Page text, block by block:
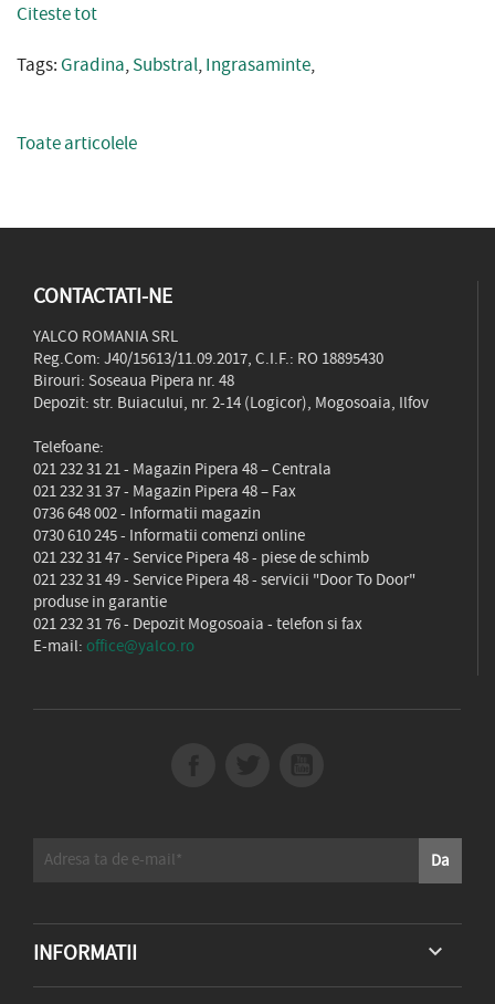
Citeste tot
Tags: Gradina,Substral,Ingrasaminte,
Toate articolele
CONTACTATI-NE
YALCO ROMANIA SRL
Reg.Com: J40/15613/11.09.2017, C.I.F.: RO 18895430
Birouri: Soseaua Pipera nr. 48
Depozit: str. Buiacului, nr. 2-14 (Logicor), Mogosoaia, Ilfov
Telefoane:
021 232 31 21- Magazin Pipera 48 – Centrala
021 232 31 37- Magazin Pipera 48 – Fax
0736 648 002- Informatii magazin
0730 610 245- Informatii comenzi online
021 232 31 47- Service Pipera 48 - piese de schimb
021 232 31 49- Service Pipera 48 - servicii "Door To Door"
produse in garantie
021 232 31 76- Depozit Mogosoaia - telefon si fax
E-mail: office@yalco.ro
INFORMATII 